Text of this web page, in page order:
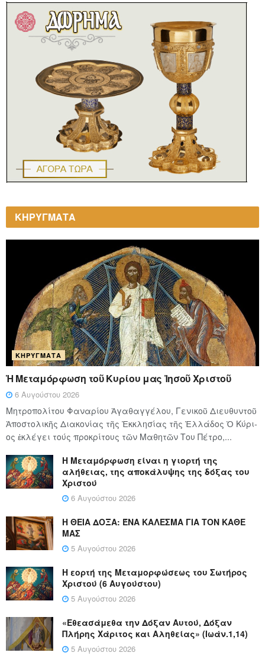
ΚΗΡΥΓΜΑΤΑ
ΚΗΡΎΓΜΑΤΑ
Ἡ Μεταμόρφωση τοῦ Κυρίου μας Ἰησοῦ Χριστοῦ
6 Αυγούστου 2026
Μητροπολίτου Φαναρίου Ἀγαθαγγέλου, Γενικοῦ Διευθυντοῦ
Ἀποστολικῆς Διακονίας τῆς Ἐκκλησίας τῆς Ἑλλάδος Ὁ Κύ­ρι­
ος ἐκλέγει τούς προ­κρί­τους τῶν Μα­θη­τῶν Του Πέ­τρο,...
Η Μεταμόρφωση είναι η γιορτή της
αλήθειας, της αποκάλυψης της δόξας του
Χριστού
6 Αυγούστου 2026
Η ΘΕΙΑ ΔΟΞΑ: ΈΝΑ ΚΑΛΕΣΜΑ ΓΙΑ ΤΟΝ ΚΑΘΕ
ΜΑΣ
5 Αυγούστου 2026
Η εορτή της Μεταμορφώσεως του Σωτήρος
Χριστού (6 Αυγούστου)
5 Αυγούστου 2026
«Εθεασάμεθα την Δόξαν Αυτού, Δόξαν
Πλήρης Χάριτος και Αληθείας» (Ιωάν.1,14)
5 Αυγούστου 2026